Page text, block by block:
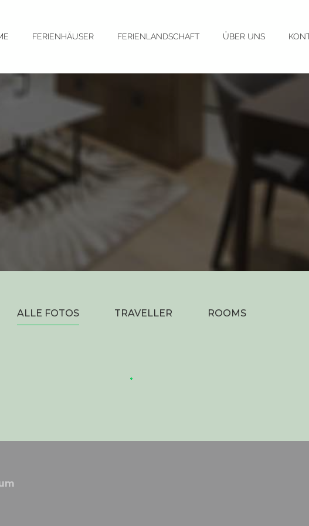
FERIENHÄUSER FERIENLANDSCHAFT ÜBER UNS
ALLE FOTOS TRAVELLER ROOMS